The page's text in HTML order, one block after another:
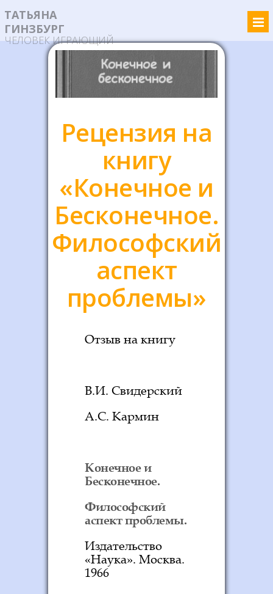
ТАТЬЯНА
ГИНЗБУРГ
ЧЕЛОВЕК ИГРАЮЩИЙ
Рецензия на
книгу
«Конечное и
Бесконечное.
Философский
аспект
проблемы»
Отзыв на книгу
В.И. Свидерский
А.С. Кармин
Конечное и
Бесконечное.
Философский
аспект проблемы.
Издательство
«Наука». Москва.
1966